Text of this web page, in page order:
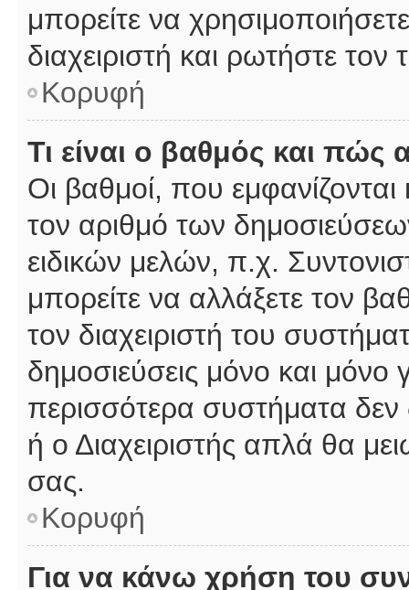
μπορείτε να
διαχειριστή και ρωτήστε τον
Κορυφή
Τι είναι ο βαθμός και
Οι βαθμοί, που
τον αριθμό των
ειδικών μελών, π.χ.
μπορείτε να αλλάξετε τον
τον διαχειριστή του
δημοσιεύσεις μόνο και
περισσότερα συστήματα δεν
ή ο Διαχειριστής απλά θα
σας.
Κορυφή
Για να κάνω χρήση του